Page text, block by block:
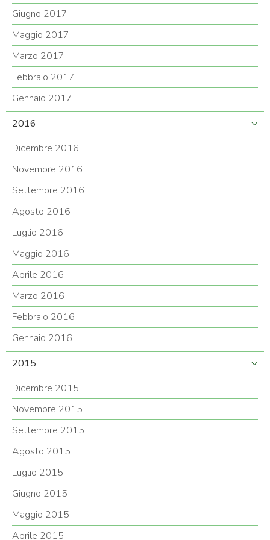
Giugno 2017
Maggio 2017
Marzo 2017
Febbraio 2017
Gennaio 2017
2016
Dicembre 2016
Novembre 2016
Settembre 2016
Agosto 2016
Luglio 2016
Maggio 2016
Aprile 2016
Marzo 2016
Febbraio 2016
Gennaio 2016
2015
Dicembre 2015
Novembre 2015
Settembre 2015
Agosto 2015
Luglio 2015
Giugno 2015
Maggio 2015
Aprile 2015